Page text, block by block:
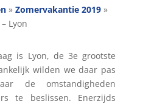
» Zomervakantie 2019»
Lyon
is Lyon, de 3e grootste
wilden we daar pas
de omstandigheden
te beslissen. Enerzijds